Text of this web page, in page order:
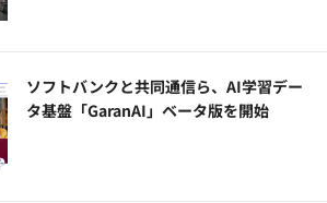
ソフトバンクと共同通信ら、AI学習デー
タ基盤「GaranAI」ベータ版を開始